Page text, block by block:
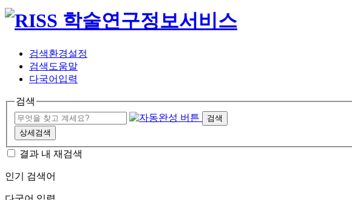
검색환경설정
검색도움말
다국어입력
검색
검색
상세검색
결과 내 재검색
인기 검색어